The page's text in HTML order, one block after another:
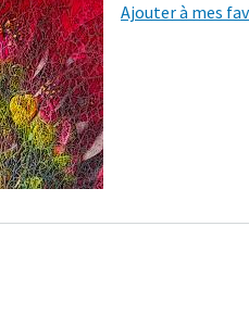
Ajouter à mes